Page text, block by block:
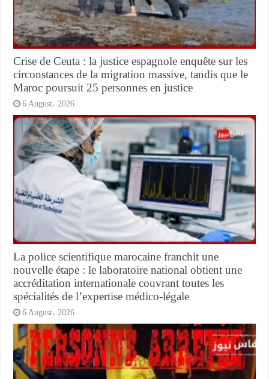
Crise de Ceuta : la justice espagnole enquête sur les
circonstances de la migration massive, tandis que le
Maroc poursuit 25 personnes en justice
6 August، 2026
La police scientifique marocaine franchit une
nouvelle étape : le laboratoire national obtient une
accréditation internationale couvrant toutes les
spécialités de l’expertise médico-légale
6 August، 2026